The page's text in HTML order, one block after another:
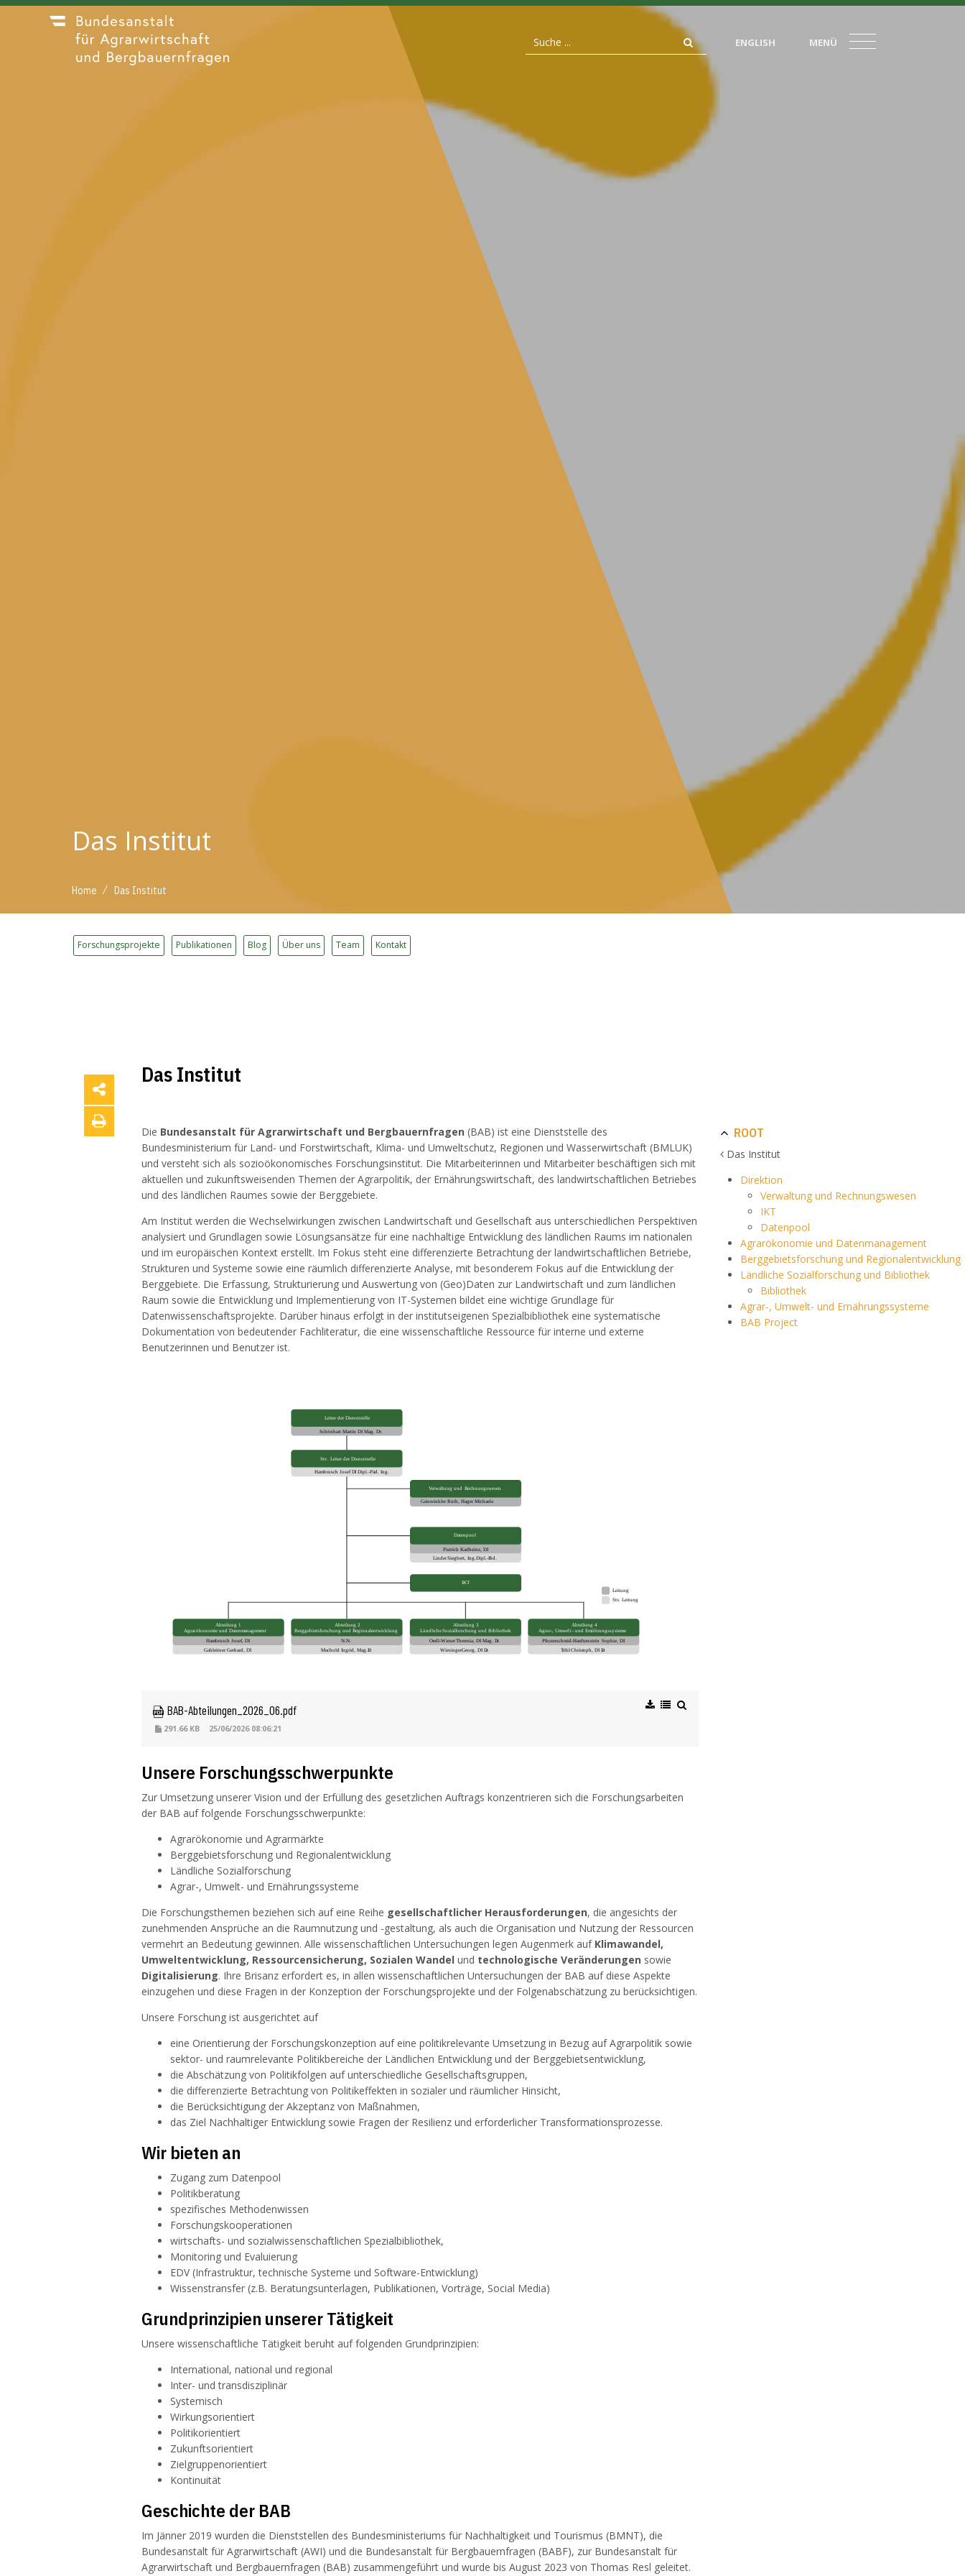
ENGLISH MENÜ
Das Institut
Home / Das Institut
Forschungsprojekte Publikationen Blog Über uns Team Kontakt
Das Institut
Die Bundesanstalt für Agrarwirtschaft und Bergbauernfragen (BAB) ist eine Dienststelle des
Bundesministerium für Land- und Forstwirtschaft, Klima- und Umweltschutz, Regionen und Wasserwirtschaft (BMLUK)
und versteht sich als sozioökonomisches Forschungsinstitut. Die Mitarbeiterinnen und Mitarbeiter beschäftigen sich mit
aktuellen und zukunftsweisenden Themen der Agrarpolitik, der Ernährungswirtschaft, des landwirtschaftlichen Betriebes
und des ländlichen Raumes sowie der Berggebiete.
Am Institut werden die Wechselwirkungen zwischen Landwirtschaft und Gesellschaft aus unterschiedlichen Perspektiven
analysiert und Grundlagen sowie Lösungsansätze für eine nachhaltige Entwicklung des ländlichen Raums im nationalen
und im europäischen Kontext erstellt. Im Fokus steht eine differenzierte Betrachtung der landwirtschaftlichen Betriebe,
Strukturen und Systeme sowie eine räumlich differenzierte Analyse, mit besonderem Fokus auf die Entwicklung der
Berggebiete. Die Erfassung, Strukturierung und Auswertung von (Geo)Daten zur Landwirtschaft und zum ländlichen
Raum sowie die Entwicklung und Implementierung von IT-Systemen bildet eine wichtige Grundlage für
Datenwissenschaftsprojekte. Darüber hinaus erfolgt in der institutseigenen Spezialbibliothek eine systematische
Dokumentation von bedeutender Fachliteratur, die eine wissenschaftliche Ressource für interne und externe
Benutzerinnen und Benutzer ist.
BAB-Abteilungen_2026_06.pdf
291.66 KB 25/06/2026 08:06:21
Unsere Forschungsschwerpunkte
Zur Umsetzung unserer Vision und der Erfüllung des gesetzlichen Auftrags konzentrieren sich die Forschungsarbeiten
der BAB auf folgende Forschungsschwerpunkte:
Agrarökonomie und Agrarmärkte
Berggebietsforschung und Regionalentwicklung
Ländliche Sozialforschung
Agrar-, Umwelt- und Ernährungssysteme
Die Forschungsthemen beziehen sich auf eine Reihe gesellschaftlicher Herausforderungen, die angesichts der
zunehmenden Ansprüche an die Raumnutzung und -gestaltung, als auch die Organisation und Nutzung der Ressourcen
vermehrt an Bedeutung gewinnen. Alle wissenschaftlichen Untersuchungen legen Augenmerk auf Klimawandel,
Umweltentwicklung, Ressourcensicherung, Sozialen Wandel und technologische Veränderungen sowie
Digitalisierung. Ihre Brisanz erfordert es, in allen wissenschaftlichen Untersuchungen der BAB auf diese Aspekte
einzugehen und diese Fragen in der Konzeption der Forschungsprojekte und der Folgenabschätzung zu berücksichtigen.
Unsere Forschung ist ausgerichtet auf
eine Orientierung der Forschungskonzeption auf eine politikrelevante Umsetzung in Bezug auf Agrarpolitik sowie
sektor- und raumrelevante Politikbereiche der Ländlichen Entwicklung und der Berggebietsentwicklung,
die Abschätzung von Politikfolgen auf unterschiedliche Gesellschaftsgruppen,
die differenzierte Betrachtung von Politikeffekten in sozialer und räumlicher Hinsicht,
die Berücksichtigung der Akzeptanz von Maßnahmen,
das Ziel Nachhaltiger Entwicklung sowie Fragen der Resilienz und erforderlicher Transformationsprozesse.
Wir bieten an
Zugang zum Datenpool
Politikberatung
spezifisches Methodenwissen
Forschungskooperationen
wirtschafts- und sozialwissenschaftlichen Spezialbibliothek,
Monitoring und Evaluierung
EDV (Infrastruktur, technische Systeme und Software-Entwicklung)
Wissenstransfer (z.B. Beratungsunterlagen, Publikationen, Vorträge, Social Media)
Grundprinzipien unserer Tätigkeit
Unsere wissenschaftliche Tätigkeit beruht auf folgenden Grundprinzipien:
International, national und regional
Inter- und transdisziplinär
Systemisch
Wirkungsorientiert
Politikorientiert
Zukunftsorientiert
Zielgruppenorientiert
Kontinuität
Geschichte der BAB
Im Jänner 2019 wurden die Dienststellen des Bundesministeriums für Nachhaltigkeit und Tourismus (BMNT), die
Bundesanstalt für Agrarwirtschaft (AWI) und die Bundesanstalt für Bergbauernfragen (BABF), zur Bundesanstalt für
Agrarwirtschaft und Bergbauernfragen (BAB) zusammengeführt und wurde bis August 2023 von Thomas Resl geleitet.
ROOT
Das Institut
Direktion
Verwaltung und Rechnungswesen
IKT
Datenpool
Agrarökonomie und Datenmanagement
Berggebietsforschung und Regionalentwicklung
Ländliche Sozialforschung und Bibliothek
Bibliothek
Agrar-, Umwelt- und Ernährungssysteme
BAB Project